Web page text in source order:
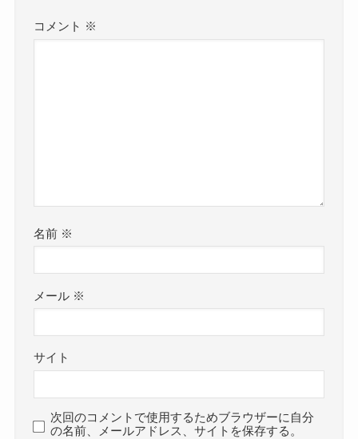
コメント ※
名前 ※
メール ※
サイト
次回のコメントで使用するためブラウザーに自分
の名前、メールアドレス、サイトを保存する。